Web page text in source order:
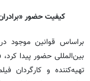
کیفیت حضور
براساس قوانین موجود
بین‌المللی حضور پیدا
تهیه‌کننده و کارگردان